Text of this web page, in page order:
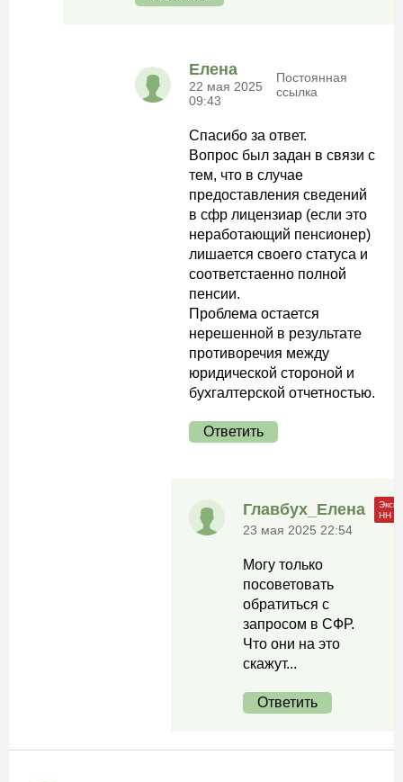
Елена
22 мая 2025
09:43
Постоянная
ссылка
Спасибо за ответ.
Вопрос был задан в связи с
тем, что в случае
предоставления сведений
в сфр лицензиар (если это
неработающий пенсионер)
лишается своего статуса и
соответстаенно полной
пенсии.
Проблема остается
нерешенной в результате
противоречия между
юридической стороной и
бухгалтерской отчетностью.
Ответить
Главбух_Елена
23 мая 2025 22:54
Могу только
посоветовать
обратиться с
запросом в СФР.
Что они на это
скажут...
Ответить